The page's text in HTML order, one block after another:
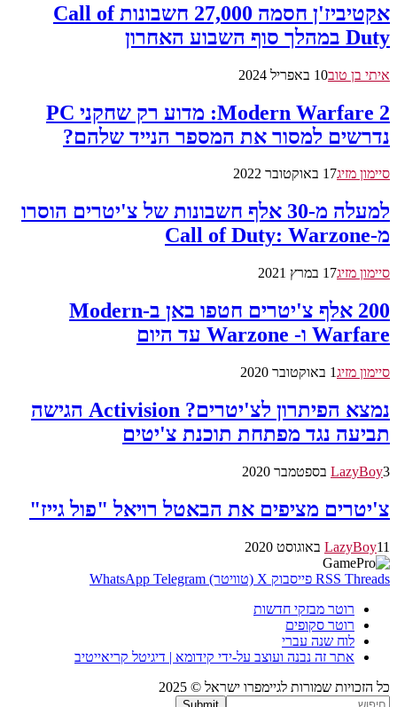
אקטיביז'ן חסמה 27,000 חשבונות Call of
Duty במהלך סוף השבוע האחרון
איתי בן טוב10 באפריל 2024
Modern Warfare 2: מדוע רק שחקני PC
נדרשים למסור את המספר הנייד שלהם?
סיימון מזיג17 באוקטובר 2022
למעלה מ-30 אלף חשבונות של צ'יטרים הוסרו
מ-Call of Duty: Warzone
סיימון מזיג17 במרץ 2021
200 אלף צ'יטרים חטפו באן ב-Modern
Warfare ו- Warzone עד היום
סיימון מזיג1 באוקטובר 2020
נמצא הפיתרון לצ'יטרים? Activision הגישה
תביעה נגד מפתחת תוכנת צ'יטים
LazyBoy3 בספטמבר 2020
צ'יטרים מציפים את הבאטל רויאל "פול גייז"
LazyBoy11 באוגוסט 2020
RSS Threads פייסבוק X (טוויטר) WhatsApp Telegram
רוטר מבזקי חדשות
רוטר סקופים
לוח שנה עברי
אתר זה נבנה ועוצב על-ידי קידומא | דיגיטל קריאייטיב
כל הזכויות שמורות לגיימפרו ישראל © 2025